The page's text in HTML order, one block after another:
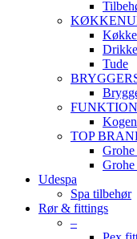
Tude
TOP
Grohe
Udespa
Spa tilbehør
Rør & fittings
–